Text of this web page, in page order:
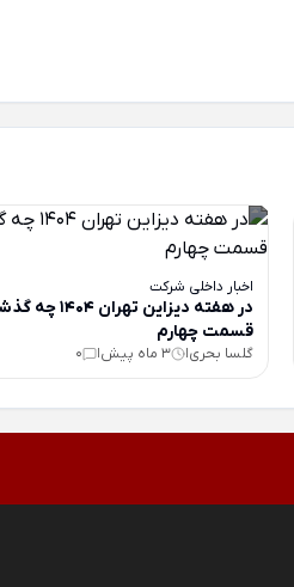
اخبار داخلی شرکت
در هفته دیزاین
قسمت چهارم
گلسا بحری| 3 ماه پیش |
0